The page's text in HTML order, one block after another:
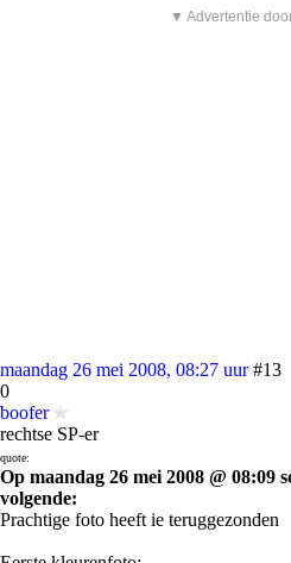
▼ Advertentie
maandag 26 mei 2008, 08:27 uur #13
0
boofer
rechtse SP-er
quote:
Op maandag 26 mei 2008 @ 08:09
volgende:
Prachtige foto heeft ie teruggezonden